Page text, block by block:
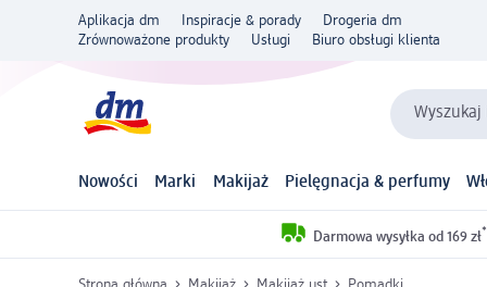
Aplikacja dm Inspiracje & porady
Drogeria dm
Zrównoważone produkty
Usługi Biuro obsługi klienta
Wyszukaj
Nowości Marki Makijaż Pielęgnacja & perfumy
Darmowa wysyłka od 169 zł*